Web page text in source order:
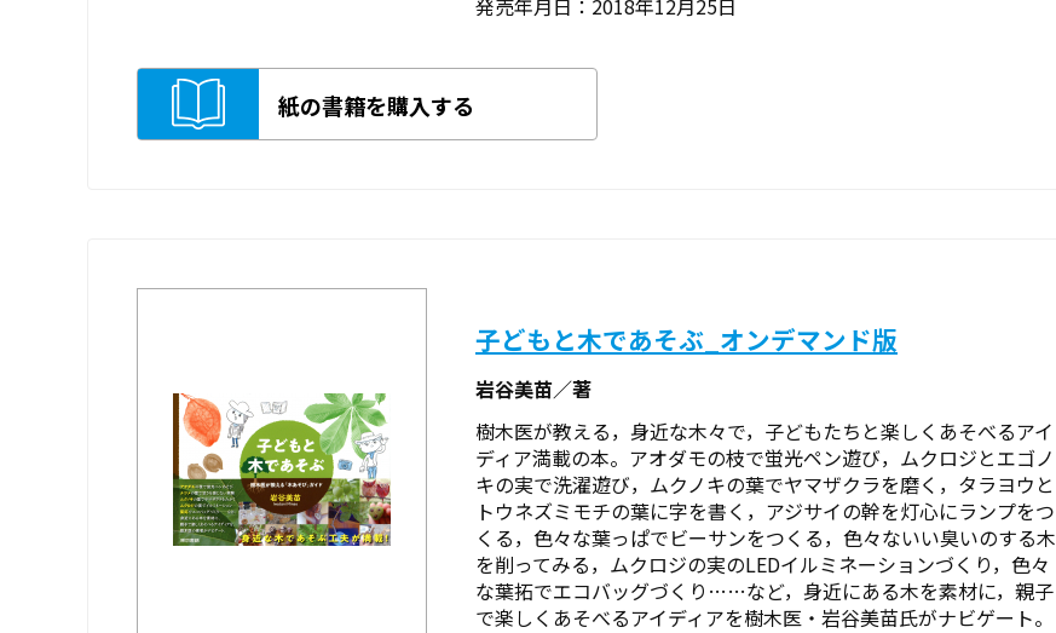
紙の書籍を購入する
子どもと木であそぶ_オンデマンド版
岩谷美苗／著
樹木医が教える，身近な木々で，子どもたちと楽しくあそべるアイ
ディア満載の本。アオダモの枝で蛍光ペン遊び，ムクロジとエゴノ
キの実で洗濯遊び，ムクノキの葉でヤマザクラを磨く，タラヨウと
トウネズミモチの葉に字を書く，アジサイの幹を灯心にランプをつ
くる，色々な葉っぱでビーサンをつくる，色々ないい臭いのする木
を削ってみる，ムクロジの実のLEDイルミネーションづくり，色々
な葉拓でエコバッグづくり……など，身近にある木を素材に，親子
で楽しくあそべるアイディアを樹木医・岩谷美苗氏がナビゲート。